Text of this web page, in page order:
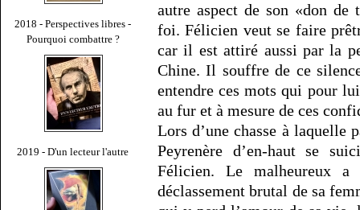
2018 - Perspectives libres -
Pourquoi combattre ?
2019 - D'un lecteur l'autre
autre aspect de son «don de
foi. Félicien veut se faire
car il est attiré aussi par la
Chine. Il souffre de ce
entendre ces mots qui pour
au fur et à mesure de ces
Lors d’une chasse à laquelle
Peyrenère d’en-haut se
Félicien. Le malheureux
déclassement brutal de sa